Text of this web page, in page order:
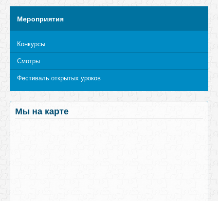
Мероприятия
Конкурсы
Смотры
Фестиваль открытых уроков
Мы на карте